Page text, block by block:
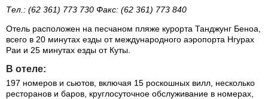
Тел.: (62 361) 773 730 Факс: (62 361) 773 840
Отель расположен на песчаном пляже курорта Танджунг Беноа,
всего в 20 минутах езды от международного аэропорта Нгурах
Раи и 25 минутах езды от Куты.
В отеле:
197 номеров и сьютов, включая 15 роскошных вилл, несколько
ресторанов и баров, круглосуточное обслуживание в номерах,